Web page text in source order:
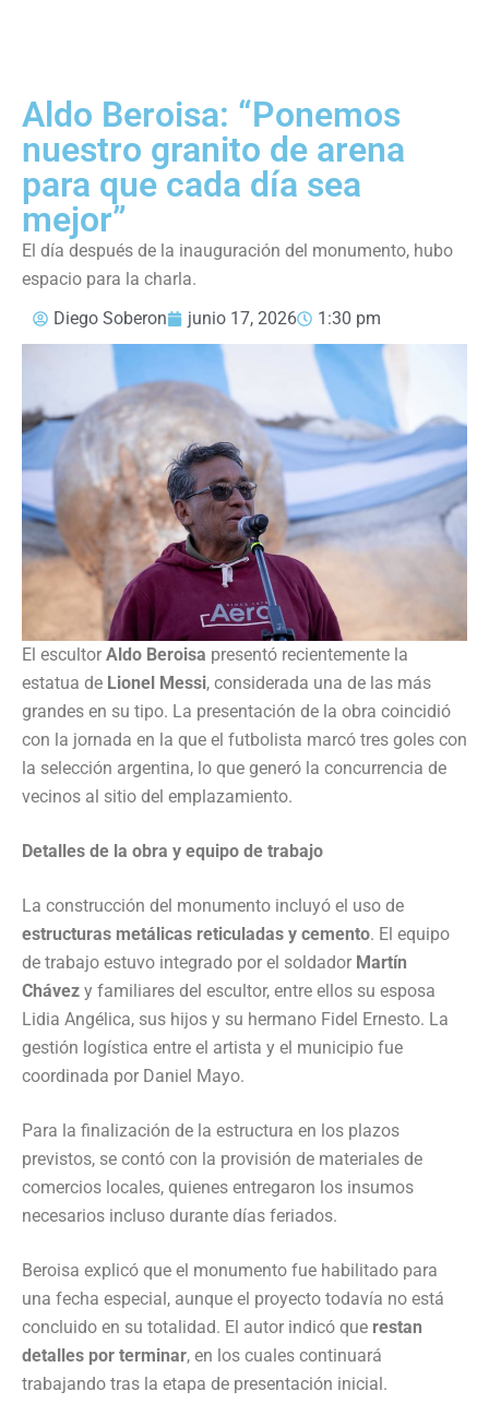
Aldo Beroisa: “Ponemos
nuestro granito de arena
para que cada día sea
mejor”
El día después de la inauguración del monumento, hubo
espacio para la charla.
Diego Soberon
junio 17, 2026 1:30 pm
El escultor Aldo Beroisa presentó recientemente la
estatua de Lionel Messi, considerada una de las más
grandes en su tipo. La presentación de la obra coincidió
con la jornada en la que el futbolista marcó tres goles con
la selección argentina, lo que generó la concurrencia de
vecinos al sitio del emplazamiento.
Detalles de la obra y equipo de trabajo
La construcción del monumento incluyó el uso de
estructuras metálicas reticuladas y cemento. El equipo
de trabajo estuvo integrado por el soldador Martín
Chávez y familiares del escultor, entre ellos su esposa
Lidia Angélica, sus hijos y su hermano Fidel Ernesto. La
gestión logística entre el artista y el municipio fue
coordinada por Daniel Mayo.
Para la finalización de la estructura en los plazos
previstos, se contó con la provisión de materiales de
comercios locales, quienes entregaron los insumos
necesarios incluso durante días feriados.
Beroisa explicó que el monumento fue habilitado para
una fecha especial, aunque el proyecto todavía no está
concluido en su totalidad. El autor indicó que restan
detalles por terminar, en los cuales continuará
trabajando tras la etapa de presentación inicial.